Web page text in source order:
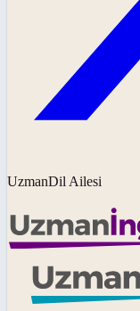
UzmanDil Ailesi